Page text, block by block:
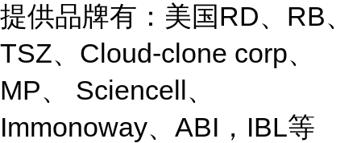
提供品牌有：美国RD、RB、
TSZ、Cloud-clone corp、
MP、 Sciencell、
Immonoway、ABI，IBL等